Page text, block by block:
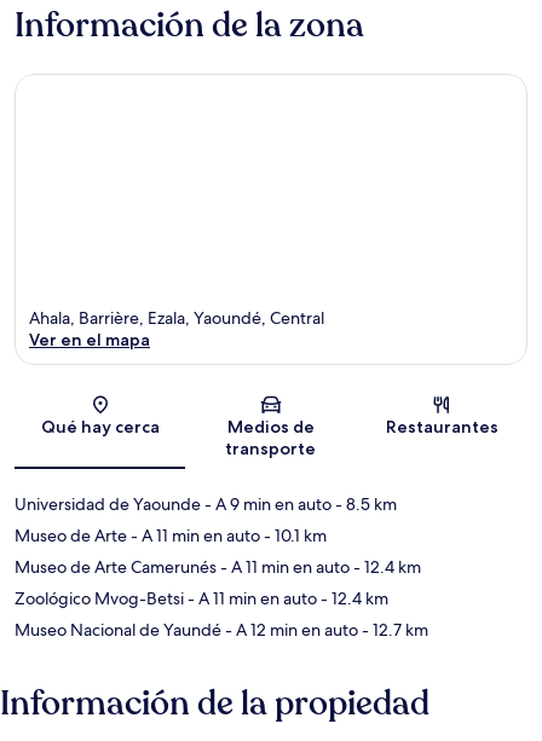
Información de la zona
Sección del mapa
Ahala, Barrière, Ezala, Yaoundé, Central
Ver en el mapa
Qué hay cerca
Medios de
transporte
Restaurantes
Universidad de Yaounde- A 9 min en auto- 8.5 km
Museo de Arte- A 11 min en auto- 10.1 km
Museo de Arte Camerunés- A 11 min en auto- 12.4 km
Zoológico Mvog-Betsi- A 11 min en auto- 12.4 km
Museo Nacional de Yaundé- A 12 min en auto- 12.7 km
Información de la propiedad